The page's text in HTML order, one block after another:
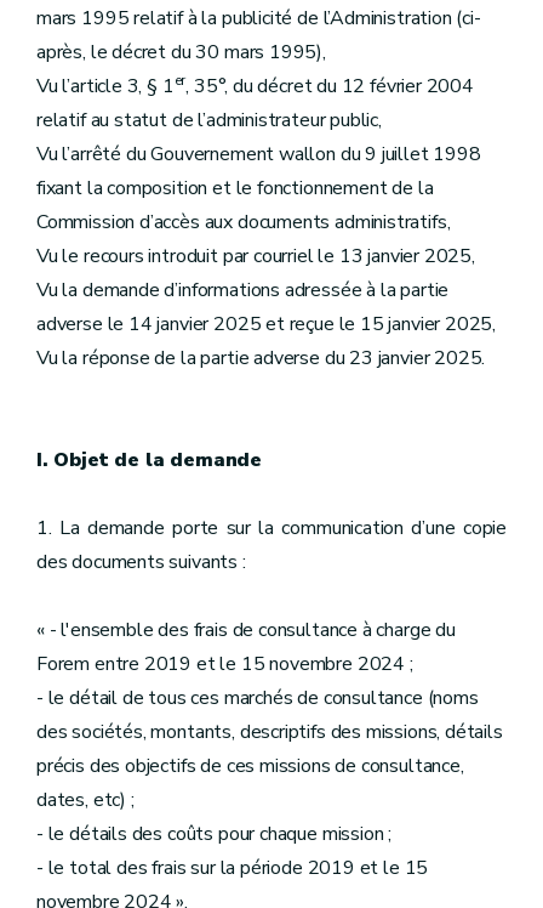
mars 1995 relatif à la publicité de l’Administration (ci-
après, le décret du 30 mars 1995),
Vu l’article 3, § 1er, 35°, du décret du 12 février 2004
relatif au statut de l’administrateur public,
Vu l’arrêté du Gouvernement wallon du 9 juillet 1998
fixant la composition et le fonctionnement de la
Commission d’accès aux documents administratifs,
Vu le recours introduit par courriel le 13 janvier 2025,
Vu la demande d’informations adressée à la partie
adverse le 14 janvier 2025 et reçue le 15 janvier 2025,
Vu la réponse de la partie adverse du 23 janvier 2025.
I. Objet de la demande
1. La demande porte sur la communication d’une copie
des documents suivants :
« - l'ensemble des frais de consultance à charge du
Forem entre 2019 et le 15 novembre 2024 ;
- le détail de tous ces marchés de consultance (noms
des sociétés, montants, descriptifs des missions, détails
précis des objectifs de ces missions de consultance,
dates, etc) ;
- le détails des coûts pour chaque mission ;
- le total des frais sur la période 2019 et le 15
novembre 2024 ».